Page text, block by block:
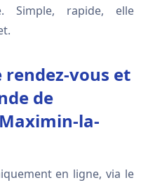
Simple, rapide, elle
vous et
de
la-
en ligne, via le